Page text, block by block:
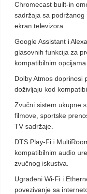
Chromecast built-in
sadržaja sa
ekran televizora.
Google Assistant i
glasovnih funkcija za
kompatibilnim opcijama
Dolby Atmos doprinosi
doživljaju kod
Zvučni sistem ukupne
filmove, sportske
TV sadržaje.
DTS Play-Fi i
kompatibilnim audio
zvučnog iskustva.
Ugrađeni Wi-Fi i
povezivanje sa